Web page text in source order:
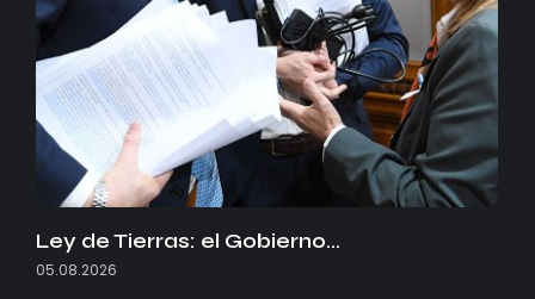
Ley de Tierras: el Gobierno…
05.08.2026